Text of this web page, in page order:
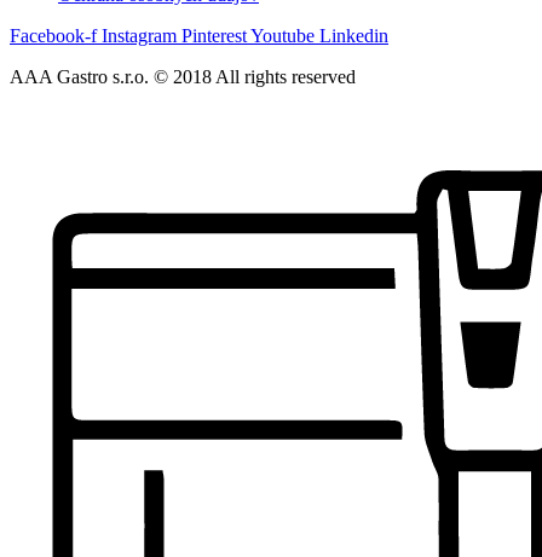
Facebook-f Instagram PinterestYoutube Linkedin
AAA Gastro s.r.o. © 2018 All rights reserved​